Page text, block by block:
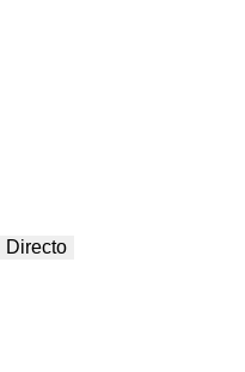
Directo